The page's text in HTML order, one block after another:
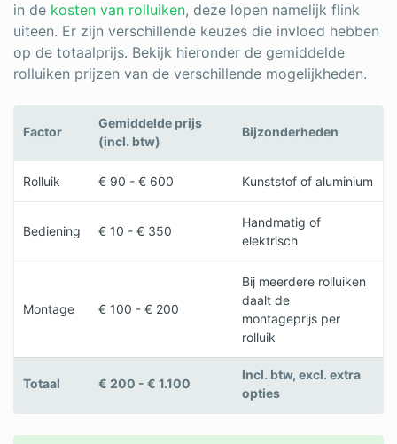
in de kosten van rolluiken, deze lopen namelijk flink
uiteen. Er zijn verschillende keuzes die invloed hebben
op de totaalprijs. Bekijk hieronder de gemiddelde
rolluiken prijzen van de verschillende mogelijkheden.
Factor
Gemiddelde prijs
(incl. btw)
Bijzonderheden
Rolluik € 90 - € 600 Kunststof of aluminium
Bediening € 10 - € 350
Handmatig of
elektrisch
Montage € 100 - € 200
Bij meerdere rolluiken
daalt de
montageprijs per
rolluik
Totaal € 200 - € 1.100
Incl. btw, excl. extra
opties